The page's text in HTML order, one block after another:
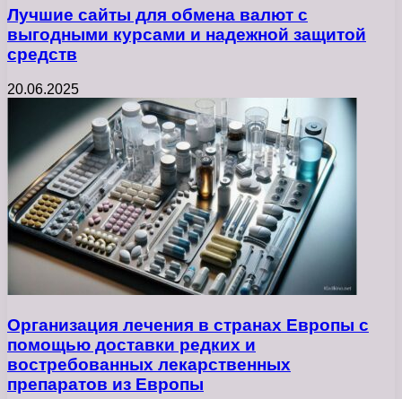
Лучшие сайты для обмена валют с
выгодными курсами и надежной защитой
средств
20.06.2025
Организация лечения в странах Европы с
помощью доставки редких и
востребованных лекарственных
препаратов из Европы